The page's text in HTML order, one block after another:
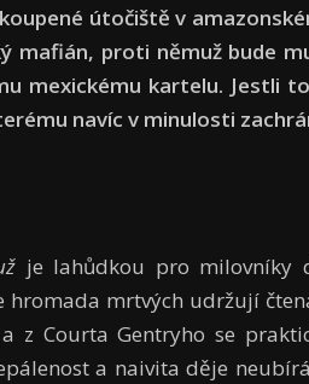
útočiště v
mafián, proti němuž bude
mexickému kartelu. Jestli
navíc v minulosti
je lahůdkou pro milovníky
hromada mrtvých udržují
z Courta Gentryho se
a naivita děje